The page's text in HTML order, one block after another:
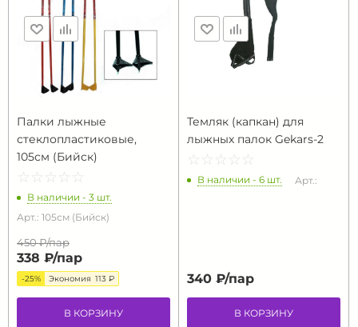
Палки лыжные
стеклопластиковые,
105см (Бийск)
☆ ☆ ☆ ☆ ☆
★ ★ ★ ★ ★
В наличии - 3 шт.
Арт.: 105см (Бийск)
450 ₽/пар
338 ₽/пар
-25% Экономия 113 ₽
В КОРЗИНУ
Темляк (капкан) для
лыжных палок Gekars-2
☆ ☆ ☆ ☆ ☆
★ ★ ★ ★ ★
В наличии - 6 шт. Арт.:
340 ₽/пар
В КОРЗИНУ